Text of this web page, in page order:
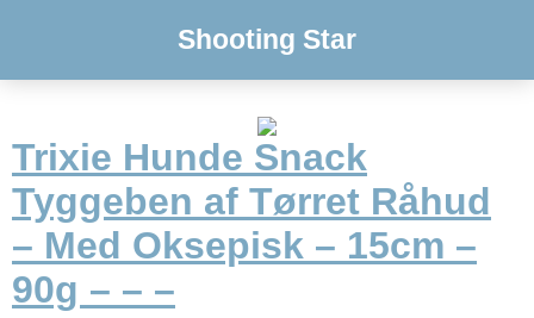
Shooting Star
Trixie Hunde Snack
Tyggeben af Tørret Råhud
– Med Oksepisk – 15cm –
90g – – –